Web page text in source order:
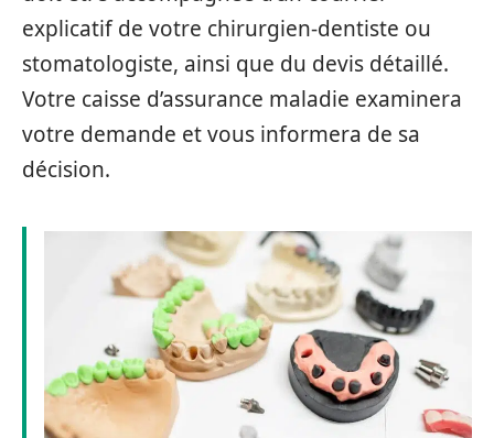
explicatif de votre chirurgien-dentiste ou
stomatologiste, ainsi que du devis détaillé.
Votre caisse d’assurance maladie examinera
votre demande et vous informera de sa
décision.